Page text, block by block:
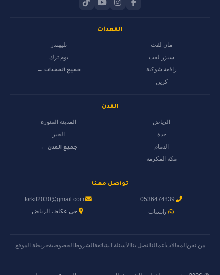
المعدات
مان لفت
سيزر لفت
رافعة شوكية
كرين
تليهندر
بوم ترك
جميع المعدات ←
المدن
الرياض
جدة
الدمام
مكة المكرمة
المدينة المنورة
الخبر
جميع المدن ←
تواصل معنا
0536474839
واتساب
forkif2030@gmail.com
حي عكاظ، الرياض
من نحن المقالات أعمالنا اتصل بنا الأسئلة الشائعة الشروط الخصوصيةخريطة الموقع